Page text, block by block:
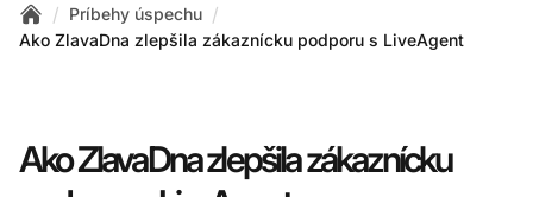
Home
/ Príbehy úspechu /
Ako ZlavaDna zlepšila zákaznícku podporu s LiveAgent
Ako ZlavaDna zlepšila zákaznícku